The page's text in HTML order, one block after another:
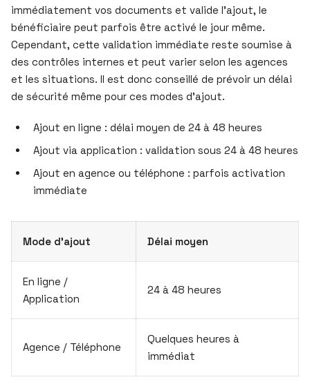
immédiatement vos documents et valide l’ajout, le
bénéficiaire peut parfois être activé le jour même.
Cependant, cette validation immédiate reste soumise à
des contrôles internes et peut varier selon les agences
et les situations. Il est donc conseillé de prévoir un délai
de sécurité même pour ces modes d’ajout.
Ajout en ligne : délai moyen de 24 à 48 heures
Ajout via application : validation sous 24 à 48 heures
Ajout en agence ou téléphone : parfois activation
immédiate
Mode d’ajout Délai moyen
En ligne /
Application
24 à 48 heures
Agence / Téléphone
Quelques heures à
immédiat